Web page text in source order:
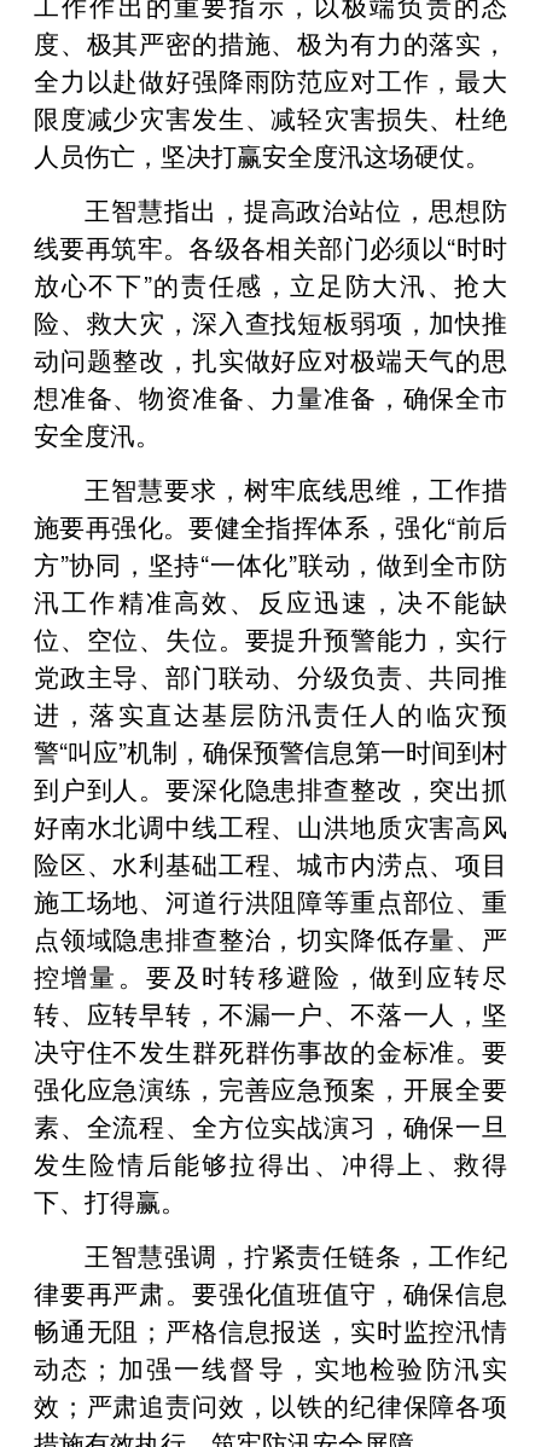
度、极其严密的措施、极为有力的落实，
全力以赴做好强降雨防范应对工作，最大
限度减少灾害发生、减轻灾害损失、杜绝
人员伤亡，坚决打赢安全度汛这场硬仗。
王智慧指出，提高政治站位，思想防
线要再筑牢。各级各相关部门必须以“时时
放心不下”的责任感，立足防大汛、抢大
险、救大灾，深入查找短板弱项，加快推
动问题整改，扎实做好应对极端天气的思
想准备、物资准备、力量准备，确保全市
安全度汛。
王智慧要求，树牢底线思维，工作措
施要再强化。要健全指挥体系，强化“前后
方”协同，坚持“一体化”联动，做到全市防
汛工作精准高效、反应迅速，决不能缺
位、空位、失位。要提升预警能力，实行
党政主导、部门联动、分级负责、共同推
进，落实直达基层防汛责任人的临灾预
警“叫应”机制，确保预警信息第一时间到村
到户到人。要深化隐患排查整改，突出抓
好南水北调中线工程、山洪地质灾害高风
险区、水利基础工程、城市内涝点、项目
施工场地、河道行洪阻障等重点部位、重
点领域隐患排查整治，切实降低存量、严
控增量。要及时转移避险，做到应转尽
转、应转早转，不漏一户、不落一人，坚
决守住不发生群死群伤事故的金标准。要
强化应急演练，完善应急预案，开展全要
素、全流程、全方位实战演习，确保一旦
发生险情后能够拉得出、冲得上、救得
下、打得赢。
王智慧强调，拧紧责任链条，工作纪
律要再严肃。要强化值班值守，确保信息
畅通无阻；严格信息报送，实时监控汛情
动态；加强一线督导，实地检验防汛实
效；严肃追责问效，以铁的纪律保障各项